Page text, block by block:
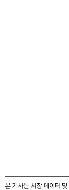
본 기사는 시장 데이터